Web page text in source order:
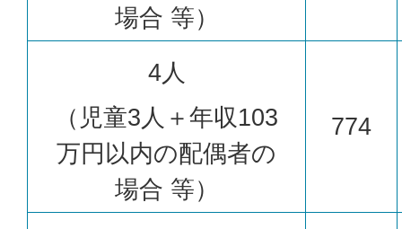
場合 等）
4人
（児童3人＋年収103
万円以内の配偶者の
場合 等）
774